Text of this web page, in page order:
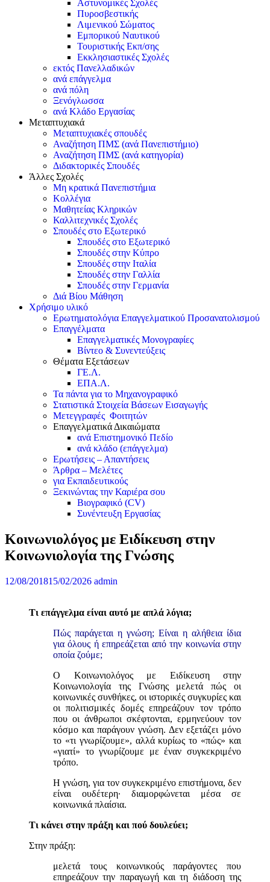
Αστυνομικές Σχολές
Πυροσβεστικής
Λιμενικού Σώματος
Εμπορικού Ναυτικού
Τουριστικής Εκπ/σης
Εκκλησιαστικές Σχολές
εκτός Πανελλαδικών
ανά επάγγελμα
ανά πόλη
Ξενόγλωσσα
ανά Κλάδο Εργασίας
Μεταπτυχιακά
Μεταπτυχιακές σπουδές
Αναζήτηση ΠΜΣ (ανά Πανεπιστήμιο)
Αναζήτηση ΠΜΣ (ανά κατηγορία)
Διδακτορικές Σπουδές
Άλλες Σχολές
Μη κρατικά Πανεπιστήμια
Κολλέγια
Μαθητείας Κληρικών
Καλλιτεχνικές Σχολές
Σπουδές στο Εξωτερικό
Σπουδές στο Εξωτερικό
Σπουδές στην Κύπρο
Σπουδές στην Ιταλία
Σπουδές στην Γαλλία
Σπουδές στην Γερμανία
Διά Βίου Μάθηση
Χρήσιμο υλικό
Ερωτηματολόγια Επαγγελματικού Προσανατολισμού
Επαγγέλματα
Επαγγελματικές Μονογραφίες
Βίντεο & Συνεντεύξεις
Θέματα Εξετάσεων
ΓΕ.Λ.
ΕΠΑ.Λ.
Τα πάντα για το Μηχανογραφικό
Στατιστικά Στοιχεία Βάσεων Εισαγωγής
Μετεγγραφές Φοιτητών
Επαγγελματικά Δικαιώματα
ανά Επιστημονικό Πεδίο
ανά κλάδο (επάγγελμα)
Ερωτήσεις – Απαντήσεις
Άρθρα – Μελέτες
για Εκπαιδευτικούς
Ξεκινώντας την Καριέρα σου
Βιογραφικό (CV)
Συνέντευξη Εργασίας
Κοινωνιολόγος με Ειδίκευση στην
Κοινωνιολογία της Γνώσης
12/08/201815/02/2026 admin
Τι επάγγελμα είναι αυτό με απλά λόγια;
Πώς παράγεται η γνώση; Είναι η αλήθεια ίδια
για όλους ή επηρεάζεται από την κοινωνία στην
οποία ζούμε;
Ο Κοινωνιολόγος με Ειδίκευση στην
Κοινωνιολογία της Γνώσης μελετά πώς οι
κοινωνικές συνθήκες, οι ιστορικές συγκυρίες και
οι πολιτισμικές δομές επηρεάζουν τον τρόπο
που οι άνθρωποι σκέφτονται, ερμηνεύουν τον
κόσμο και παράγουν γνώση. Δεν εξετάζει μόνο
το «τι γνωρίζουμε», αλλά κυρίως το «πώς» και
«γιατί» το γνωρίζουμε με έναν συγκεκριμένο
τρόπο.
Η γνώση, για τον συγκεκριμένο επιστήμονα, δεν
είναι ουδέτερη· διαμορφώνεται μέσα σε
κοινωνικά πλαίσια.
Τι κάνει στην πράξη και πού δουλεύει;
Στην πράξη:
μελετά τους κοινωνικούς παράγοντες που
επηρεάζουν την παραγωγή και τη διάδοση της